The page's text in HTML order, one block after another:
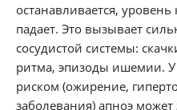
останавливается,
падает. Это вызывает
сосудистой системы:
ритма, эпизоды ишемии.
риском (ожирение,
заболевания) апноэ может